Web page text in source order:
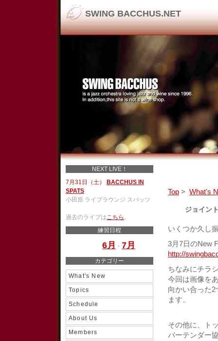
SWING BACCHUS.NET
Top > What's
ジョイン
いくつか久し
3月7日のNew
http://
ちなみにチラ
今回は画像を
向かい合った
ます。
その他に、ト
バーテンダー
NEXT LIVE！
7月31日（土）
BACCHUS IN
SPATS
小田原 ライブラウンジ スパッツ
過去のライブはこちら 。
練習日程
6月 ・ 7月
カテゴリー
What's New
Topics
Schedule
About Us
Members